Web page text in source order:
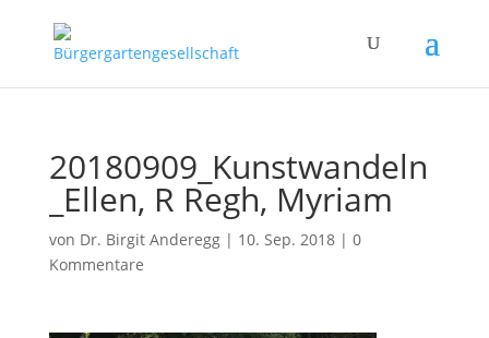
20180909_Kunstwandeln
_Ellen, R Regh, Myriam
von Dr. Birgit Anderegg| 10. Sep. 2018| 0
Kommentare